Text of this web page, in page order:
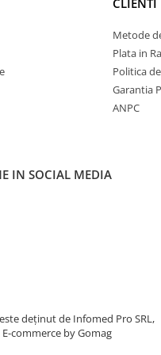
CLIENTI
Metode
Plata in
Politica
Garantia
ANPC
IN SOCIAL MEDIA
deținut de Infomed Pro SRL,
commerce by Gomag